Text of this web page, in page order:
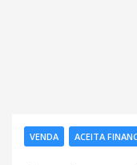
VENDA ACEITA